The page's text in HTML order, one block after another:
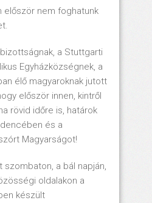
először nem foghatunk
a Stuttgarti
Egyházközségnek, a
élő magyaroknak jutott
először innen, kintről
rövid időre is, határok
és a
Magyarságot!
szombaton, a bál napján,
oldalakon a
készült